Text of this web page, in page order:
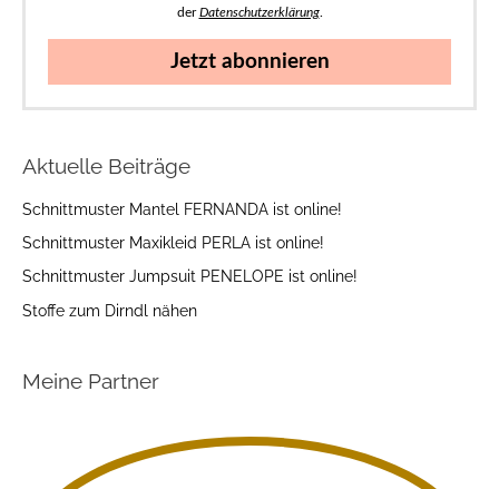
derDatenschutzerklärung.
Jetzt abonnieren
Aktuelle Beiträge
Schnittmuster Mantel FERNANDA ist online!
Schnittmuster Maxikleid PERLA ist online!
Schnittmuster Jumpsuit PENELOPE ist online!
Stoffe zum Dirndl nähen
Meine Partner